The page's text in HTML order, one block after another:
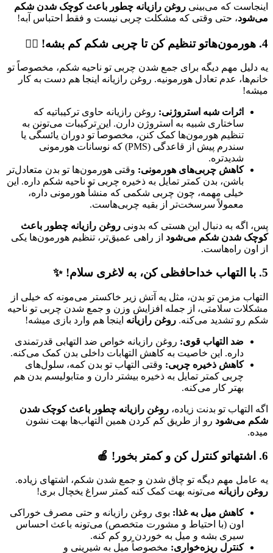
اینجاست که می‌بینی روغن رازیانه چطور باعث کوچک شدن شکم
می‌شود، حتی وقتی که مشکلت چربی نیست و فقط احتباس آبه!
4. هورمون‌هاتو تنظیم کن تا چربی شکم کم بشه! 🧘‍♀️
یه دلیل مهم دیگه برای جمع شدن چربی تو ناحیه شکم، مخصوصاً تو
خانم‌ها، عدم تعادل هورمونیه. روغن رازیانه اینجا هم دست به کار
میشه!
اثرات شبه استروژنی: روغن رازیانه حاوی ترکیباتیه که
ساختاری شبیه به استروژن دارن. این ترکیبات می‌تونن به
تنظیم هورمون‌ها کمک کنن، مخصوصاً تو دوران یائسگی یا
سندرم پیش از قاعدگی (PMS) که نوسانات هورمونی
شدیدتره.
کاهش چربی‌های هورمونی: وقتی هورمون‌ها تو بدن متعادل‌تر
باشن، بدن کمتر تمایل به ذخیره چربی تو ناحیه شکم داره. این
خیلی مهمه، چون چربی شکمی که منشأ هورمونی داره،
معمولاً سرسخت‌تر از بقیه چربی‌هاست.
پس، اگه به دنبال این هستی که بدونی روغن رازیانه چطور باعث
کوچک شدن شکم می‌شود از راهی عمیق‌تر، تنظیم هورمون‌ها یکی
از اون راه‌هاست.
5. با التهاب خداحافظی کن، به لاغری سلام! ✨
التهاب مزمن تو بدن، مثل یه آتش زیر خاکستر می‌مونه که خیلی از
مشکلات سلامتی، از جمله افزایش وزن و جمع شدن چربی تو ناحیه
شکم رو تشدید می‌کنه. روغن رازیانه اینجا هم وارد بازی میشه!
ضد التهاب قوی: روغن رازیانه خواص ضد التهابی قدرتمندی
داره. این خاصیت به کاهش التهابات داخلی بدن کمک می‌کنه.
کاهش ذخیره چربی: وقتی التهاب تو بدن کمه، سلول‌های
چربی کمتر تمایل به ذخیره بیشتر دارن و متابولیسم بدن هم
بهتر کار می‌کنه.
اگه التهاب تو بدنت زیاده، روغن رازیانه چطور باعث کوچک شدن
شکم می‌شود رو از طریق کم کردن همین التهاب‌ها بهت نشون
میده.
6. اشتهاتو کنترل کن و کمتر بخور! 🍎
یه عامل مهم دیگه تو چاق شدن و جمع شدن شکم، اشتهای زیاده.
روغن رازیانه می‌تونه بهت کمک کنه کمتر سراغ یخچال بری!
کاهش میل به غذا: بوی روغن رازیانه و حتی مصرف خوراکی
اون (با احتیاط و مشورت متخصص) می‌تونه باعث احساس
سیری بشه و میل به خوردن رو کم کنه.
کنترل ریزه‌خواری: مخصوصاً میل به شیرینی و